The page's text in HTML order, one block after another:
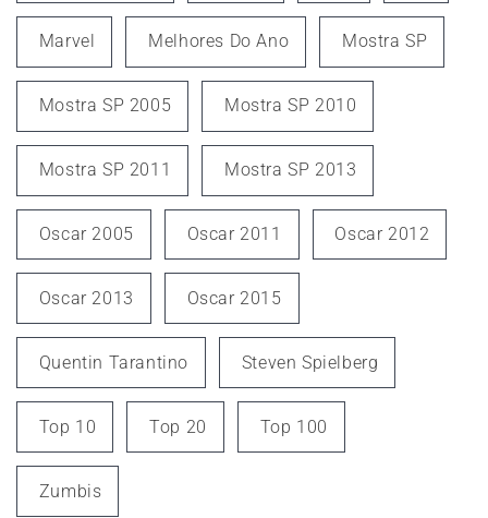
Marvel Melhores Do Ano Mostra SP
Mostra SP 2005 Mostra SP 2010
Mostra SP 2011 Mostra SP 2013
Oscar 2005 Oscar 2011 Oscar 2012
Oscar 2013 Oscar 2015
Quentin Tarantino Steven Spielberg
Top 10 Top 20 Top 100
Zumbis